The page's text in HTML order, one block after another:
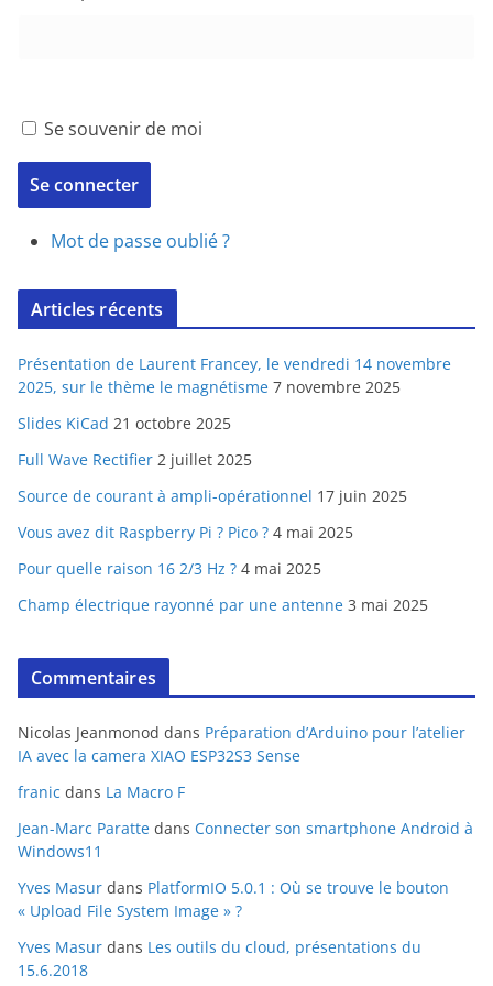
Se souvenir de moi
Se connecter
Mot de passe oublié ?
Articles récents
Présentation de Laurent Francey, le vendredi 14 novembre
2025, sur le thème le magnétisme 7 novembre 2025
Slides KiCad 21 octobre 2025
Full Wave Rectifier 2 juillet 2025
Source de courant à ampli-opérationnel 17 juin 2025
Vous avez dit Raspberry Pi ? Pico ? 4 mai 2025
Pour quelle raison 16 2/3 Hz ? 4 mai 2025
Champ électrique rayonné par une antenne 3 mai 2025
Commentaires
Nicolas Jeanmonod dans Préparation d’Arduino pour l’atelier
IA avec la camera XIAO ESP32S3 Sense
franic dans La Macro F
Jean-Marc Paratte dans Connecter son smartphone Android à
Windows11
Yves Masur dans PlatformIO 5.0.1 : Où se trouve le bouton
« Upload File System Image » ?
Yves Masur dans Les outils du cloud, présentations du
15.6.2018